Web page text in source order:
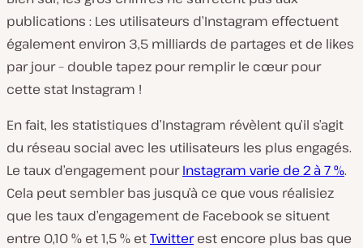
é
o
publications : Les utilisateurs d’Instagram effectuent
également environ 3,5 milliards de partages et de likes
par jour – double tapez pour remplir le cœur pour
cette stat Instagram !
En fait, les statistiques d’Instagram révèlent qu’il s’agit
du réseau social avec les utilisateurs les plus engagés.
Le taux d’engagement pourInstagram varie de 2 à 7 %.
Cela peut sembler bas jusqu’à ce que vous réalisiez
que les taux d’engagement de Facebook se situent
entre 0,10 % et 1,5 % etTwitterest encore plus bas que